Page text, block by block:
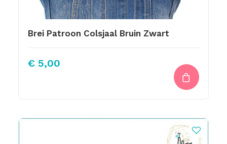
Brei Patroon Colsjaal Bruin Zwart
€ 5,00